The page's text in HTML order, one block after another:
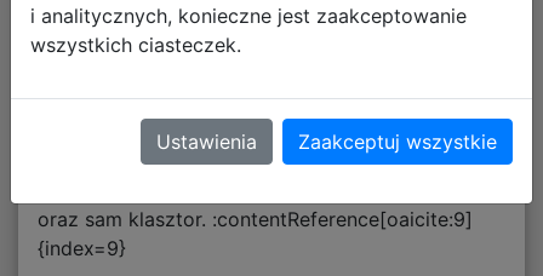
Punktowanie klasztorów
wszystkie osiem sąsiednich kafelków.
Za ukończony klasztor gracz otrzymuje do 9
oraz sam klasztor. :contentReference[oaicite:9]
{index=9}
i analitycznych, konieczne jest zaakceptowanie
wszystkich ciasteczek.
Ustawienia Zaakceptuj wszystkie